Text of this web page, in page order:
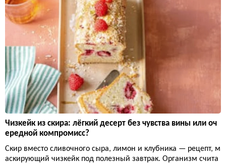
Чизкейк из скира: лёгкий десерт без чувства вины или оч
ередной компромисс?
Скир вместо сливочного сыра, лимон и клубника — рецепт, м
аскирующий чизкейк под полезный завтрак. Организм счита